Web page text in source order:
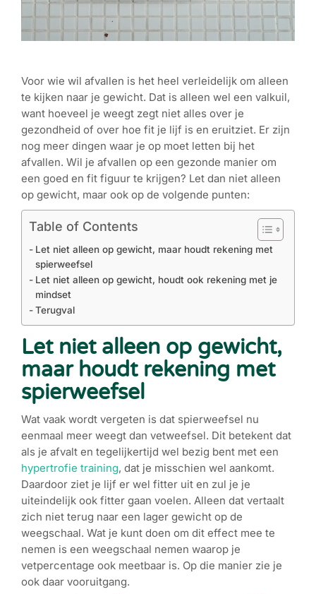
Voor wie wil afvallen is het heel verleidelijk om alleen
te kijken naar je gewicht. Dat is alleen wel een valkuil,
want hoeveel je weegt zegt niet alles over je
gezondheid of over hoe fit je lijf is en eruitziet. Er zijn
nog meer dingen waar je op moet letten bij het
afvallen. Wil je afvallen op een gezonde manier om
een goed en fit figuur te krijgen? Let dan niet alleen
op gewicht, maar ook op de volgende punten:
Table of Contents
Let niet alleen op gewicht, maar houdt rekening met
spierweefsel
Let niet alleen op gewicht, houdt ook rekening met je
mindset
Terugval
Let niet alleen op gewicht,
maar houdt rekening met
spierweefsel
Wat vaak wordt vergeten is dat spierweefsel nu
eenmaal meer weegt dan vetweefsel. Dit betekent dat
als je afvalt en tegelijkertijd wel bezig bent met een
hypertrofie training, dat je misschien wel aankomt.
Daardoor ziet je lijf er wel fitter uit en zul je je
uiteindelijk ook fitter gaan voelen. Alleen dat vertaalt
zich niet terug naar een lager gewicht op de
weegschaal. Wat je kunt doen om dit effect mee te
nemen is een weegschaal nemen waarop je
vetpercentage ook meetbaar is. Op die manier zie je
ook daar vooruitgang.